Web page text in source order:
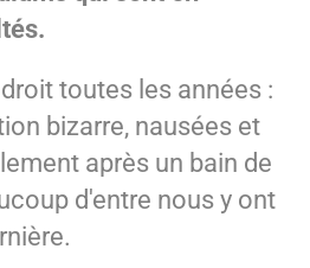
toutes les années :
bizarre, nausées et
après un bain de
d'entre nous y ont